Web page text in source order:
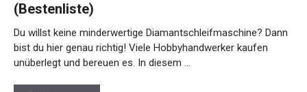
(Bestenliste)
Du willst keine minderwertige Diamantschleifmaschine? Dann
bist du hier genau richtig! Viele Hobbyhandwerker kaufen
unüberlegt und bereuen es. In diesem …